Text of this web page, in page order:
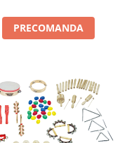
PRECOMANDA